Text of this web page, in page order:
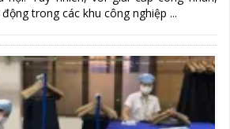
trong các khu công nghiệp ...